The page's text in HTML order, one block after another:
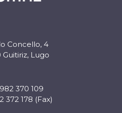
Concello, 4
Guitiriz, Lugo
370 109
372 178 (Fax)